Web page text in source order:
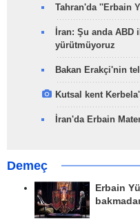
Tahran'da ''Erbain
İran: Şu anda
yürütmüyoruz
Bakan Erakçi'nin
Kutsal kent
İran'da Erbain
Demeç
Erbain